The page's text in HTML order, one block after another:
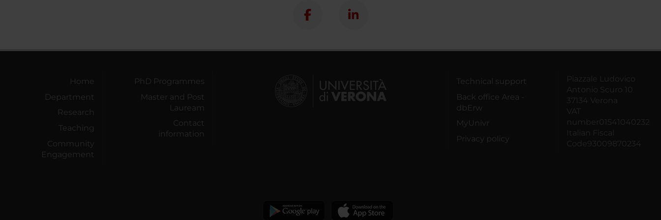
Home
Department
Research
Teaching
Community
Engagement
PhD Programmes
Master and Post
Lauream
Contact
information
Technical support
Back office Area -
dbErw
MyUnivr
Privacy policy
Piazzale Ludovico
Antonio Scuro 10
37134 Verona
VAT
number01541040232
Italian Fiscal
Code93009870234